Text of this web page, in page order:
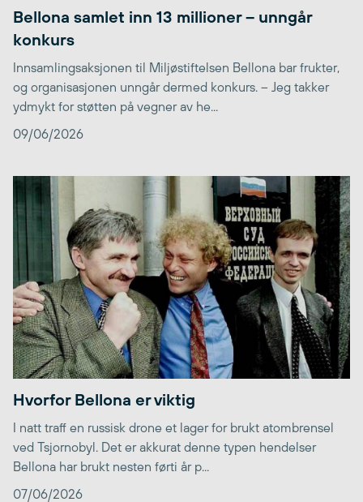
Bellona samlet inn 13 millioner – unngår
konkurs
Innsamlingsaksjonen til Miljøstiftelsen Bellona bar frukter,
og organisasjonen unngår dermed konkurs. – Jeg takker
ydmykt for støtten på vegner av he...
09/06/2026
Hvorfor Bellona er viktig
I natt traff en russisk drone et lager for brukt atombrensel
ved Tsjornobyl. Det er akkurat denne typen hendelser
Bellona har brukt nesten førti år p...
07/06/2026